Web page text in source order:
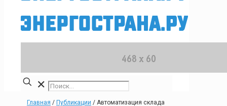
✕
Главная / Публикации / Автоматизация склада